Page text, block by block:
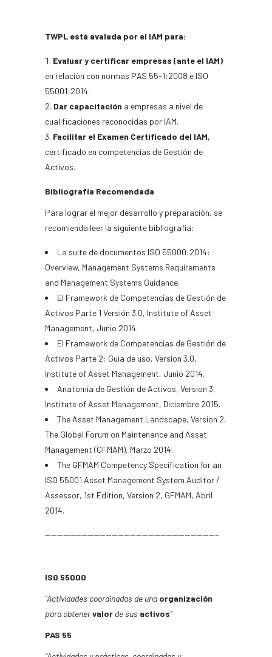
TWPL está avalada por el IAM para:
Evaluar y certificar empresas (ante el IAM)
en relación con normas PAS 55-1:2008 e ISO
55001:2014.
Dar capacitación a empresas a nivel de
cualificaciones reconocidas por IAM.
Facilitar el Examen Certificado del IAM,
certificado en competencias de Gestión de
Activos.
Bibliografía Recomendada
Para lograr el mejor desarrollo y preparación, se
recomienda leer la siguiente bibliografía:
La suite de documentos ISO 55000:2014:
Overview, Management Systems Requirements
and Management Systems Guidance.
El Framework de Competencias de Gestión de
Activos Parte 1 Versión 3.0, Institute of Asset
Management, Junio 2014.
El Framework de Competencias de Gestión de
Activos Parte 2: Guia de uso, Version 3.0,
Institute of Asset Management, Junio 2014.
Anatomía de Gestión de Activos, Version 3,
Institute of Asset Management, Diciembre 2015.
The Asset Management Landscape, Version 2,
The Global Forum on Maintenance and Asset
Management (GFMAM), Marzo 2014.
The GFMAM Competency Specification for an
ISO 55001 Asset Management System Auditor /
Assessor, 1st Edition, Version 2, GFMAM, Abril
2014.
————————————————————————————–
ISO 55000
“Actividades coordinadas de una organización
para obtenervalor de sus activos”
PAS 55